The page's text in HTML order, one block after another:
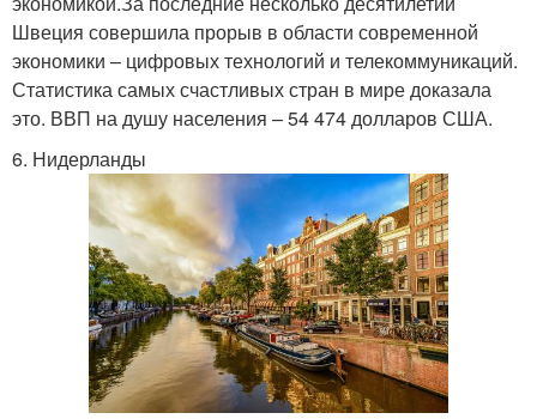
Швеция совершила прорыв в области современной
экономики – цифровых технологий и телекоммуникаций.
Статистика самых счастливых стран в мире доказала
это. ВВП на душу населения – 54 474 долларов США.
6. Нидерланды